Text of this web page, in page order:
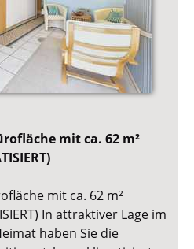
mit ca. 62 m²
mit ca. 62 m²
In attraktiver Lage im
haben Sie die